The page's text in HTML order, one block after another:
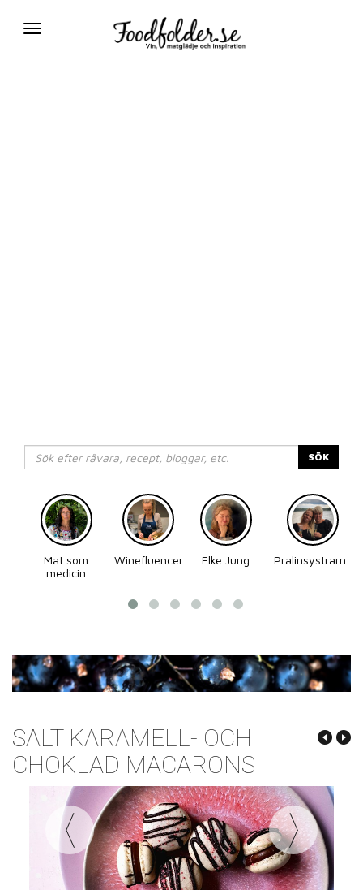
Växla
SÖK
Mat som
medicin
Winefluencer Elke Jung
Pralinsystrarna
SALT KARAMELL- OCH
CHOKLAD MACARONS